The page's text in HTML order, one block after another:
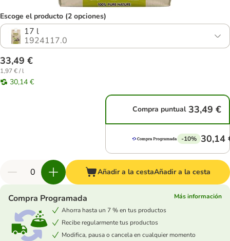
Escoge el producto (2 opciones)
17 l
1924117.0
33,49 €
1,97 € / l
30,14 €
Compra puntual 33,49 €
-10% 30,14
Añadir a la cestaAñadir a la cesta
Compra Programada
Más información
Ahorra hasta un 7 % en tus productos
Recibe regularmente tus productos
Modifica, pausa o cancela en cualquier momento